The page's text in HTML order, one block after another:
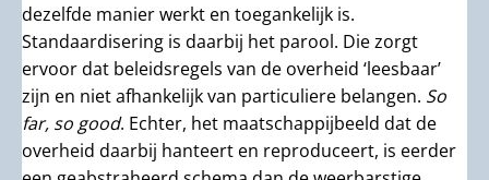
dezelfde manier werkt en toegankelijk is.
Standaardisering is daarbij het parool. Die zorgt
ervoor dat beleidsregels van de overheid ‘leesbaar’
zijn en niet afhankelijk van particuliere belangen. So
far, so good. Echter, het maatschappijbeeld dat de
overheid daarbij hanteert en reproduceert, is eerder